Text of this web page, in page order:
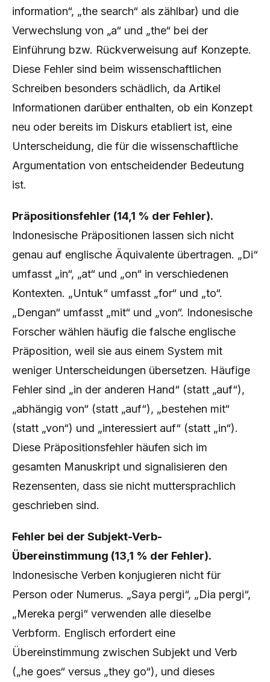
information“, „the search“ als zählbar) und die
Verwechslung von „a“ und „the“ bei der
Einführung bzw. Rückverweisung auf Konzepte.
Diese Fehler sind beim wissenschaftlichen
Schreiben besonders schädlich, da Artikel
Informationen darüber enthalten, ob ein Konzept
neu oder bereits im Diskurs etabliert ist, eine
Unterscheidung, die für die wissenschaftliche
Argumentation von entscheidender Bedeutung
ist.
Präpositionsfehler (14,1 % der Fehler).
Indonesische Präpositionen lassen sich nicht
genau auf englische Äquivalente übertragen. „Di“
umfasst „in“, „at“ und „on“ in verschiedenen
Kontexten. „Untuk“ umfasst „for“ und „to“.
„Dengan“ umfasst „mit“ und „von“. Indonesische
Forscher wählen häufig die falsche englische
Präposition, weil sie aus einem System mit
weniger Unterscheidungen übersetzen. Häufige
Fehler sind „in der anderen Hand“ (statt „auf“),
„abhängig von“ (statt „auf“), „bestehen mit“
(statt „von“) und „interessiert auf“ (statt „in“).
Diese Präpositionsfehler häufen sich im
gesamten Manuskript und signalisieren den
Rezensenten, dass sie nicht muttersprachlich
geschrieben sind.
Fehler bei der Subjekt-Verb-
Übereinstimmung (13,1 % der Fehler).
Indonesische Verben konjugieren nicht für
Person oder Numerus. „Saya pergi“, „Dia pergi“,
„Mereka pergi“ verwenden alle dieselbe
Verbform. Englisch erfordert eine
Übereinstimmung zwischen Subjekt und Verb
(„he goes“ versus „they go“), und dieses